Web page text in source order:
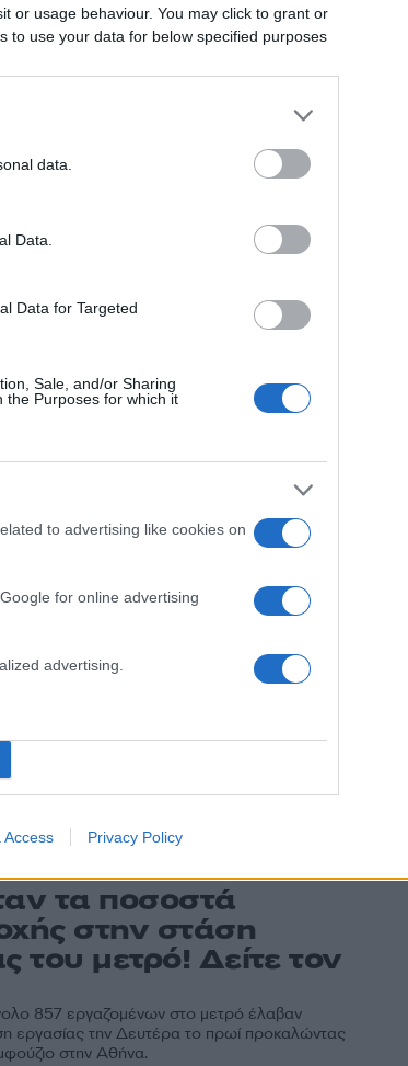
or usage behaviour. You may click to grant or
to use your data for below specified purposes
data.
Data.
Data for Targeted
Sale, and/or Sharing
the Purposes for which it
to advertising like cookies on
for online advertising
advertising.
Access Privacy Policy
τα ποσοστά
στην στάση
του μετρό! Δείτε τον
857 εργαζομένων στο μετρό έλαβαν
εργασίας την Δευτέρα το πρωί προκαλώντας
στην Αθήνα.